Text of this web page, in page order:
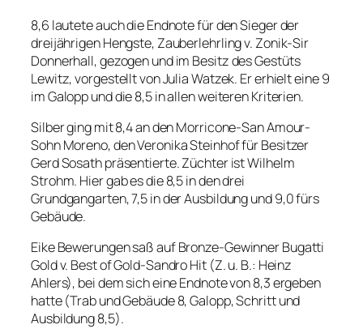
8,6 lautete auch die Endnote für den Sieger der
dreijährigen Hengste, Zauberlehrling v. Zonik-Sir
Donnerhall, gezogen und im Besitz des Gestüts
Lewitz, vorgestellt von Julia Watzek. Er erhielt eine 9
im Galopp und die 8,5 in allen weiteren Kriterien.
Silber ging mit 8,4 an den Morricone-San Amour-
Sohn Moreno, den Veronika Steinhof für Besitzer
Gerd Sosath präsentierte. Züchter ist Wilhelm
Strohm. Hier gab es die 8,5 in den drei
Grundgangarten, 7,5 in der Ausbildung und 9,0 fürs
Gebäude.
Eike Bewerungen saß auf Bronze-Gewinner Bugatti
Gold v. Best of Gold-Sandro Hit (Z. u. B.: Heinz
Ahlers), bei dem sich eine Endnote von 8,3 ergeben
hatte (Trab und Gebäude 8, Galopp, Schritt und
Ausbildung 8,5).